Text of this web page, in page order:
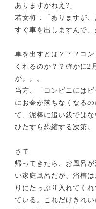
ありますかねえ?」
若女将：「ありますが、
すぐ車を出しますんで、
車を出すとは？？？コ
くれるのか？？確かに2
が。。。
当方、「コンビニには
にお金が落ちなくなる
て、泥棒に追い銭では
ひたすら恐縮する次第。
さて
帰ってきたら、お風呂
い家庭風呂だが、浴槽
りにたっぷり入れてく
ている。これだけきれ